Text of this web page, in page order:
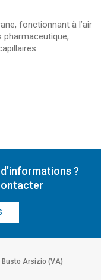
fonctionnant à l’air
?
Busto Arsizio (VA)